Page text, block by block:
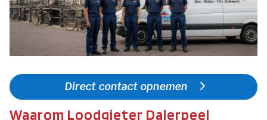
Direct contact opnemen
Waarom Loodgieter Dalerpeel